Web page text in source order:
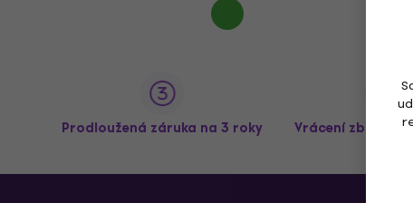
Prodloužená záruka na 3 roky Vrácení zboží až